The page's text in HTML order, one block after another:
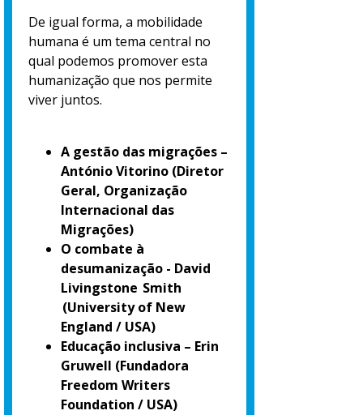
De igual forma, a mobilidade
humana é um tema central no
qual podemos promover esta
humanização que nos permite
viver juntos.
A gestão das migrações –
António Vitorino (Diretor
Geral, Organização
Internacional das
Migrações)
O combate à
desumanização - David
Livingstone Smith
(University of New
England / USA)
Educação inclusiva – Erin
Gruwell (Fundadora
Freedom Writers
Foundation / USA)